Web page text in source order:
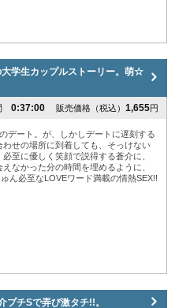
学生カップルストーリー。萌☆
0:37:00 販売価格（税込） 1,655円
デート。が、しかしデートに遅刻する
せの場所に到着しても、そっけない
至に優しく笑顔で説得する蒼介に、
なかった分の時間を埋めるように、
必至なLOVEワード満載の情熱SEX!!
プチSで弄び激タチ!!。